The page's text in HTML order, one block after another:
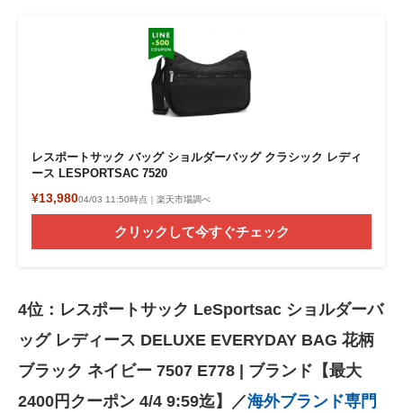
レスポートサック バッグ ショルダーバッグ クラシック レディ
ース LESPORTSAC 7520
¥13,98004/03 11:50時点｜楽天市場調べ
クリックして今すぐチェック
4位：レスポートサック LeSportsac ショルダーバ
ッグ レディース DELUXE EVERYDAY BAG 花柄
ブラック ネイビー 7507 E778 | ブランド【最大
2400円クーポン 4/4 9:59迄】／海外ブランド専門